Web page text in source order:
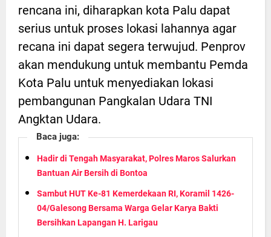
rencana ini, diharapkan kota Palu dapat
serius untuk proses lokasi lahannya agar
recana ini dapat segera terwujud. Penprov
akan mendukung untuk membantu Pemda
Kota Palu untuk menyediakan lokasi
pembangunan Pangkalan Udara TNI
Angktan Udara.
Baca juga:
Hadir di Tengah Masyarakat, Polres Maros Salurkan
Bantuan Air Bersih di Bontoa
Sambut HUT Ke-81 Kemerdekaan RI, Koramil 1426-
04/Galesong Bersama Warga Gelar Karya Bakti
Bersihkan Lapangan H. Larigau